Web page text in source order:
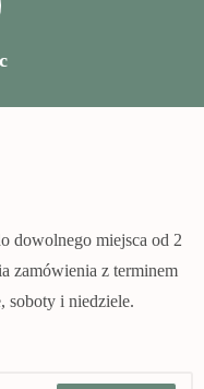
dowolnego miejsca od 2
zamówienia z terminem
soboty i niedziele.